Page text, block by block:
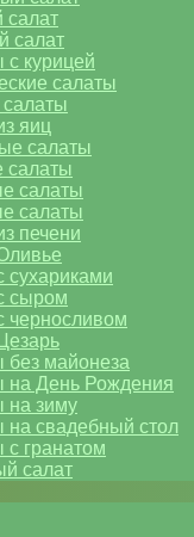
салат
салат
с курицей
салаты
яиц
салаты
салаты
салаты
салаты
печени
сухариками
сыром
черносливом
без майонеза
на День Рождения
на зиму
на свадебный стол
с гранатом
салат